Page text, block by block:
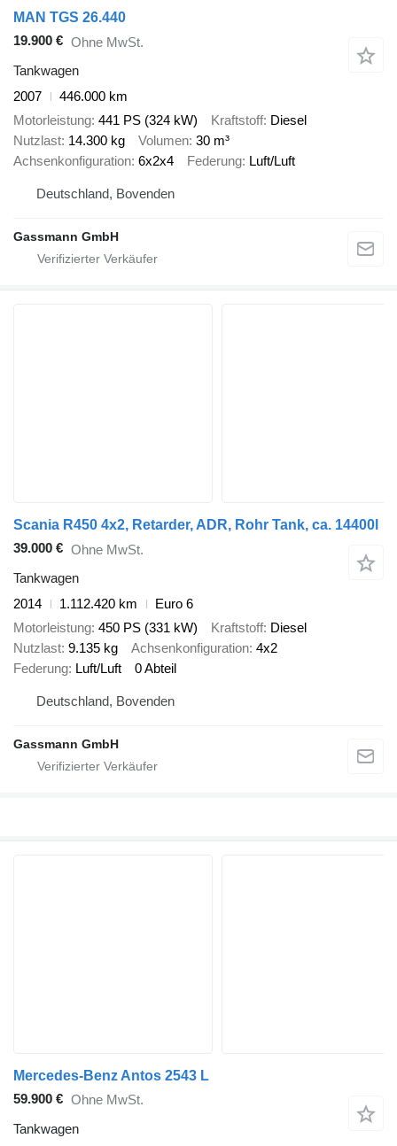
MAN TGS 26.440
19.900 € Ohne MwSt.
Tankwagen
2007
446.000 km
Motorleistung 441 PS (324 kW) Kraftstoff Diesel
Nutzlast 14.300 kg Volumen 30 m³
Achsenkonfiguration 6x2x4 Federung Luft/Luft
Deutschland, Bovenden
Gassmann GmbH
Scania R450 4x2, Retarder, ADR, Rohr Tank, ca. 14400l
39.000 € Ohne MwSt.
Tankwagen
2014
1.112.420 km
Euro 6
Motorleistung 450 PS (331 kW) Kraftstoff Diesel
Nutzlast 9.135 kg Achsenkonfiguration 4x2
Federung Luft/Luft 0 Abteil
Deutschland, Bovenden
Gassmann GmbH
Mercedes-Benz Antos 2543 L
59.900 € Ohne MwSt.
Tankwagen